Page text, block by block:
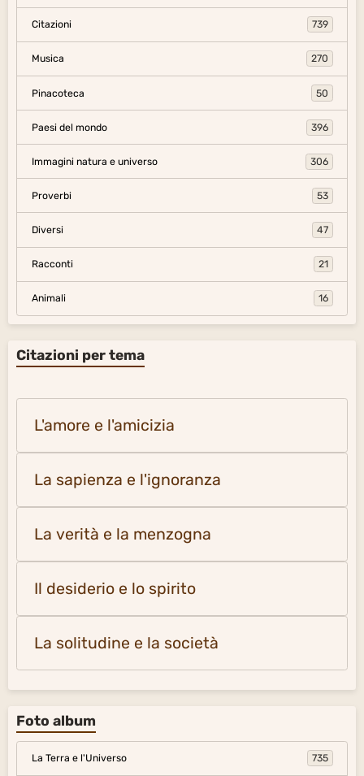
Citazioni 739
Musica 270
Pinacoteca 50
Paesi del mondo 396
Immagini natura e universo 306
Proverbi 53
Diversi 47
Racconti 21
Animali 16
Citazioni per tema
L'amore e l'amicizia
La sapienza e l'ignoranza
La verità e la menzogna
Il desiderio e lo spirito
La solitudine e la società
Foto album
La Terra e l'Universo 735